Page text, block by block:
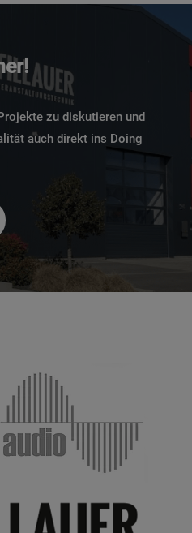
zu diskutieren und
auch direkt ins Doing